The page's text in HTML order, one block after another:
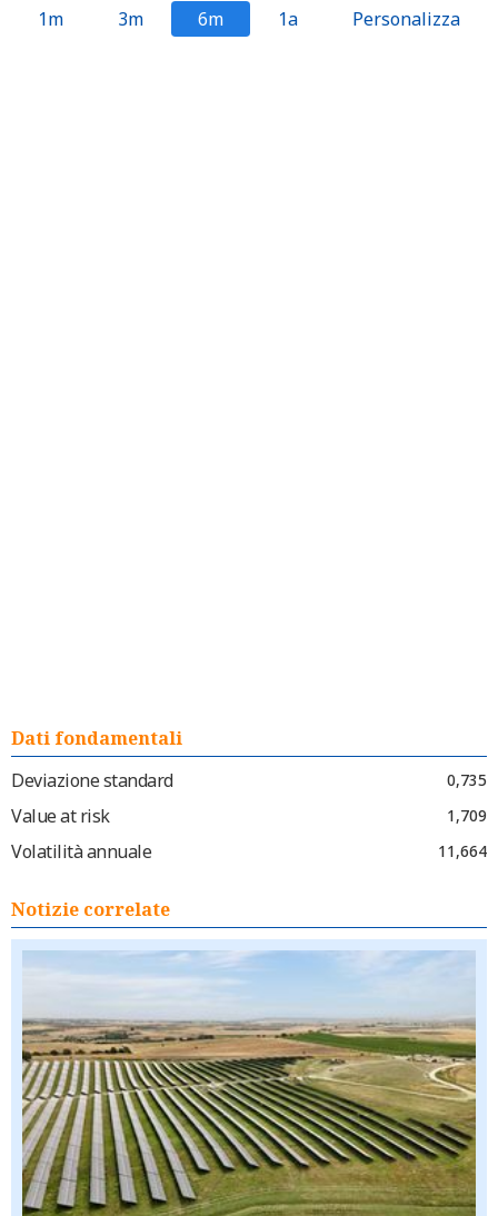
1m 3m 6m 1a Personalizza
Dati fondamentali
Deviazione standard
0,735
Value at risk 1,709
Volatilità annuale 11,664
Notizie correlate